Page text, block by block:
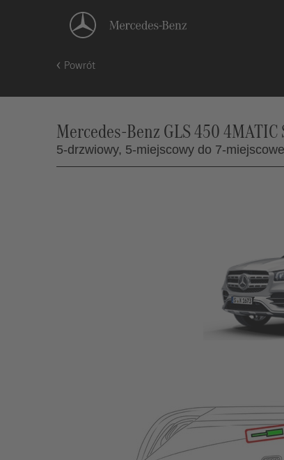
Powrót
Mercedes-Benz GLS 450 4MATIC
5-drzwiowy, 5-miejscowy do 7-